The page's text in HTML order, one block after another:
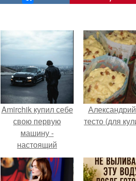
Amirchik купил себе
свою первую
машину -
настоящий
автомобиль мечты
для многих
тесто (для